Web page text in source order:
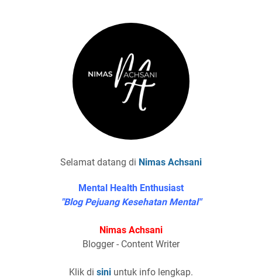
Selamat datang di Nimas Achsani
Mental Health Enthusiast
"Blog Pejuang Kesehatan Mental"
Nimas Achsani
Blogger - Content Writer
Klik di sini untuk info lengkap.